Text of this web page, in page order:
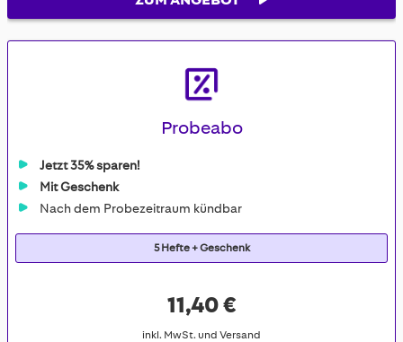
Probeabo
Jetzt 35% sparen!
Mit Geschenk
Nach dem Probezeitraum kündbar
5 Hefte + Geschenk
11,40 €
inkl. MwSt. und Versand